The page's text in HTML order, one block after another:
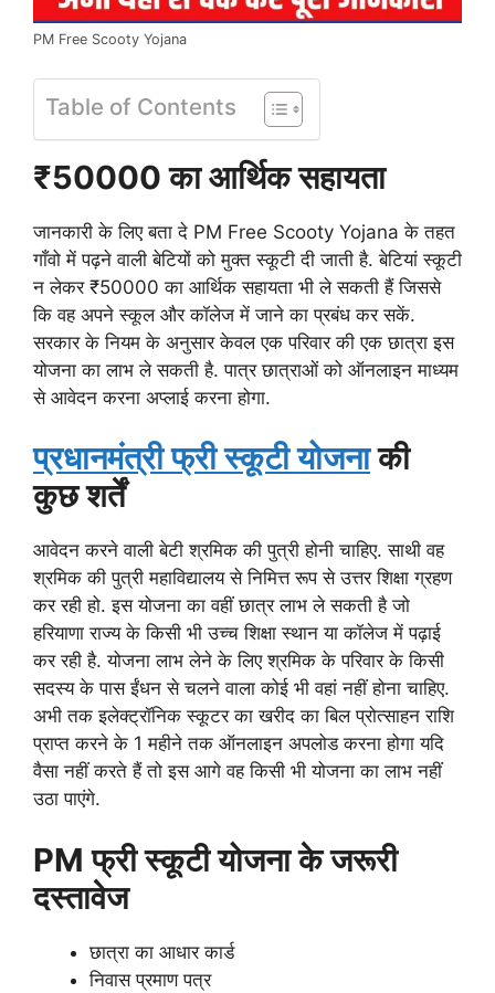
PM Free Scooty Yojana
Table of Contents
₹50000 का आर्थिक सहायता
जानकारी के लिए बता दे PM Free Scooty Yojana के तहत
गाँवो में पढ़ने वाली बेटियों को मुक्त स्कूटी दी जाती है. बेटियां स्कूटी
न लेकर ₹50000 का आर्थिक सहायता भी ले सकती हैं जिससे
कि वह अपने स्कूल और कॉलेज में जाने का प्रबंध कर सकें.
सरकार के नियम के अनुसार केवल एक परिवार की एक छात्रा इस
योजना का लाभ ले सकती है. पात्र छात्राओं को ऑनलाइन माध्यम
से आवेदन करना अप्लाई करना होगा.
प्रधानमंत्री फ्री स्कूटी योजनाकी
कुछ शर्तें
आवेदन करने वाली बेटी श्रमिक की पुत्री होनी चाहिए. साथी वह
श्रमिक की पुत्री महाविद्यालय से निमित्त रूप से उत्तर शिक्षा ग्रहण
कर रही हो. इस योजना का वहीं छात्र लाभ ले सकती है जो
हरियाणा राज्य के किसी भी उच्च शिक्षा स्थान या कॉलेज में पढ़ाई
कर रही है. योजना लाभ लेने के लिए श्रमिक के परिवार के किसी
सदस्य के पास ईंधन से चलने वाला कोई भी वहां नहीं होना चाहिए.
अभी तक इलेक्ट्रॉनिक स्कूटर का खरीद का बिल प्रोत्साहन राशि
प्राप्त करने के 1 महीने तक ऑनलाइन अपलोड करना होगा यदि
वैसा नहीं करते हैं तो इस आगे वह किसी भी योजना का लाभ नहीं
उठा पाएंगे.
PM फ्री स्कूटी योजना के जरूरी
दस्तावेज
छात्रा का आधार कार्ड
निवास प्रमाण पत्र